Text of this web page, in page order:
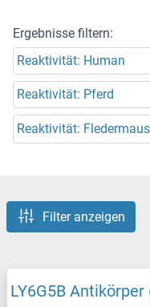
Ergebnisse filtern:
Reaktivität: Human
Reaktivität: Pferd
Reaktivität: Fledermaus
Filter anzeigen
LY6G5B Antikörper